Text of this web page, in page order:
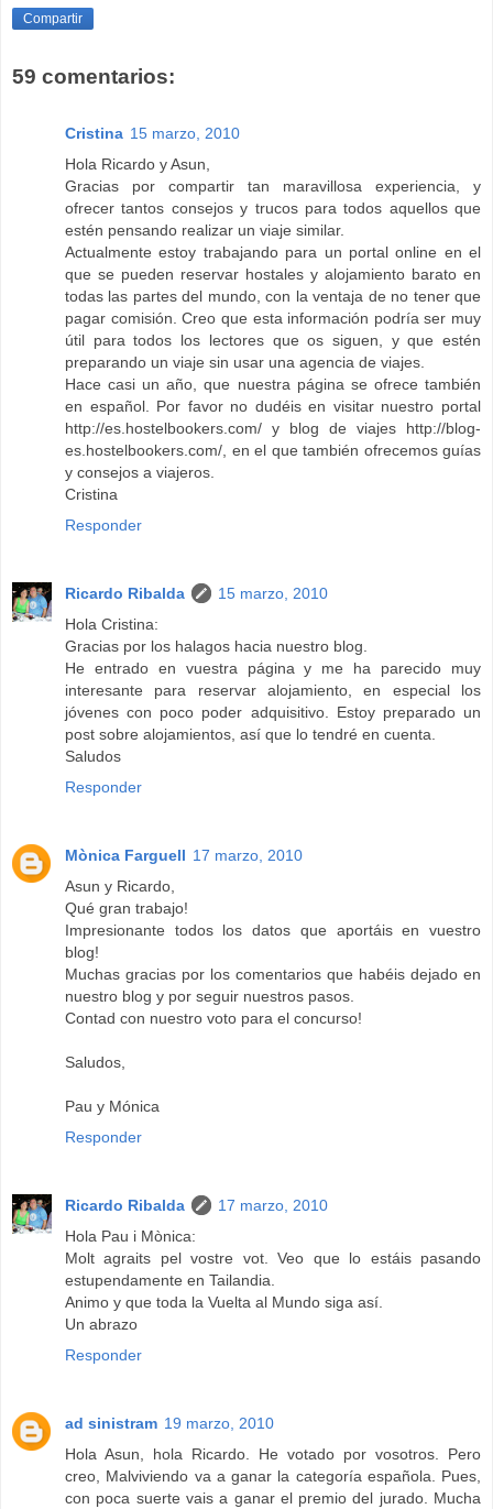
Compartir
59 comentarios:
Cristina 15 marzo, 2010
Hola Ricardo y Asun,
Gracias por compartir tan maravillosa experiencia, y
ofrecer tantos consejos y trucos para todos aquellos que
estén pensando realizar un viaje similar.
Actualmente estoy trabajando para un portal online en el
que se pueden reservar hostales y alojamiento barato en
todas las partes del mundo, con la ventaja de no tener que
pagar comisión. Creo que esta información podría ser muy
útil para todos los lectores que os siguen, y que estén
preparando un viaje sin usar una agencia de viajes.
Hace casi un año, que nuestra página se ofrece también
en español. Por favor no dudéis en visitar nuestro portal
http://es.hostelbookers.com/ y blog de viajes http://blog-
es.hostelbookers.com/, en el que también ofrecemos guías
y consejos a viajeros.
Cristina
Responder
Ricardo Ribalda
15 marzo, 2010
Hola Cristina:
Gracias por los halagos hacia nuestro blog.
He entrado en vuestra página y me ha parecido muy
interesante para reservar alojamiento, en especial los
jóvenes con poco poder adquisitivo. Estoy preparado un
post sobre alojamientos, así que lo tendré en cuenta.
Saludos
Responder
Mònica Farguell 17 marzo, 2010
Asun y Ricardo,
Qué gran trabajo!
Impresionante todos los datos que aportáis en vuestro
blog!
Muchas gracias por los comentarios que habéis dejado en
nuestro blog y por seguir nuestros pasos.
Contad con nuestro voto para el concurso!
Saludos,
Pau y Mónica
Responder
Ricardo Ribalda
17 marzo, 2010
Hola Pau i Mònica:
Molt agraits pel vostre vot. Veo que lo estáis pasando
estupendamente en Tailandia.
Animo y que toda la Vuelta al Mundo siga así.
Un abrazo
Responder
ad sinistram 19 marzo, 2010
Hola Asun, hola Ricardo. He votado por vosotros. Pero
creo, Malviviendo va a ganar la categoría española. Pues,
con poca suerte vais a ganar el premio del jurado. Mucha